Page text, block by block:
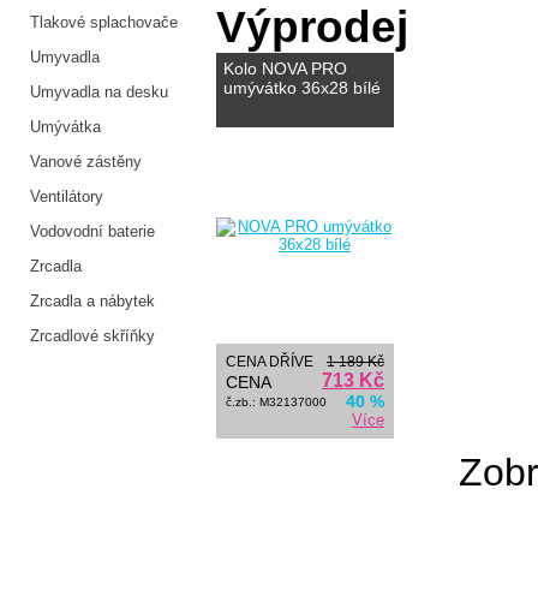
Tlakové splachovače
Umyvadla
Umyvadla na desku
Umývátka
Vanové zástěny
Ventilátory
Vodovodní baterie
Zrcadla
Zrcadla a nábytek
Zrcadlové skříňky
Výprodej
Kolo NOVA PRO
umývátko 36x28 bílé
CENA DŘÍVE 1 189 Kč
CENA 713 Kč
č.zb.: M32137000 40 %
Více